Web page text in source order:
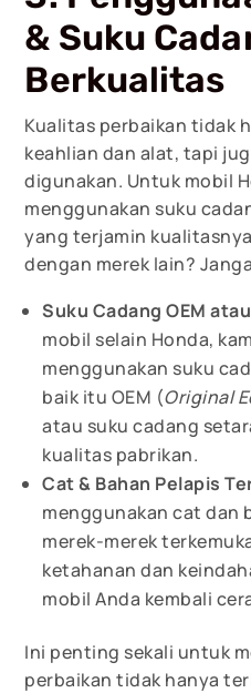
& Suku
Berkualitas
Kualitas perbaikan tidak
keahlian dan alat, tapi
digunakan. Untuk mobil
menggunakan suku
yang terjamin
dengan merek lain?
Suku Cadang OEM
mobil selain Honda,
menggunakan suku
baik itu OEM (Original
atau suku cadang
kualitas pabrikan.
Cat & Bahan Pelapis
menggunakan cat dan
merek-merek
ketahanan dan
mobil Anda kembali
Ini penting sekali untuk
perbaikan tidak hanya